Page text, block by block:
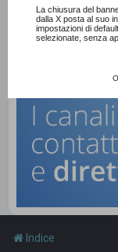
Consulta
La chiusura del
dalla X posta al suo
impostazioni di
selezionate, senza
Indice